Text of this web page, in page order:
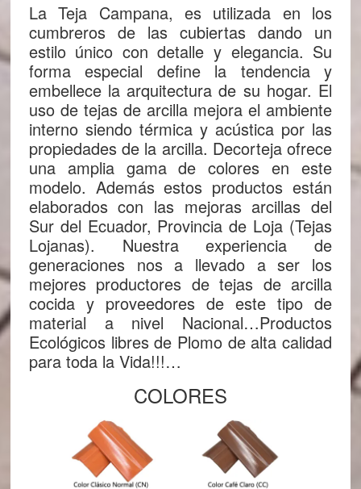
La Teja Campana, es utilizada en los
cumbreros de las cubiertas dando un
estilo único con detalle y elegancia. Su
forma especial define la tendencia y
embellece la arquitectura de su hogar. El
uso de tejas de arcilla mejora el ambiente
interno siendo térmica y acústica por las
propiedades de la arcilla. Decorteja ofrece
una amplia gama de colores en este
modelo. Además estos productos están
elaborados con las mejoras arcillas del
Sur del Ecuador, Provincia de Loja (Tejas
Lojanas). Nuestra experiencia de
generaciones nos a llevado a ser los
mejores productores de tejas de arcilla
cocida y proveedores de este tipo de
material a nivel Nacional…Productos
Ecológicos libres de Plomo de alta calidad
para toda la Vida!!!…
COLORES